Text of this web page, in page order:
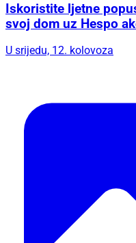
Iskoristite ljetne
svoj dom uz Hespo
U srijedu, 12. kolovoza